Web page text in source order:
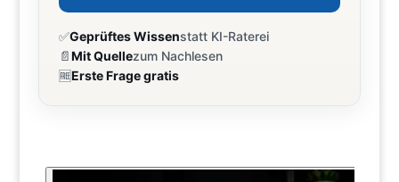
✅Geprüftes Wissenstatt KI-Raterei
📄Mit Quellezum Nachlesen
🆓Erste Frage gratis